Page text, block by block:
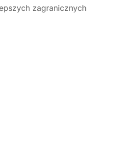
zagranicznych